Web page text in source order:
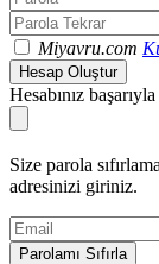
Miyavru.com
Hesap Oluştur
Hesabınız
Size parola
adresinizi giriniz.
Parolamı Sıfırla